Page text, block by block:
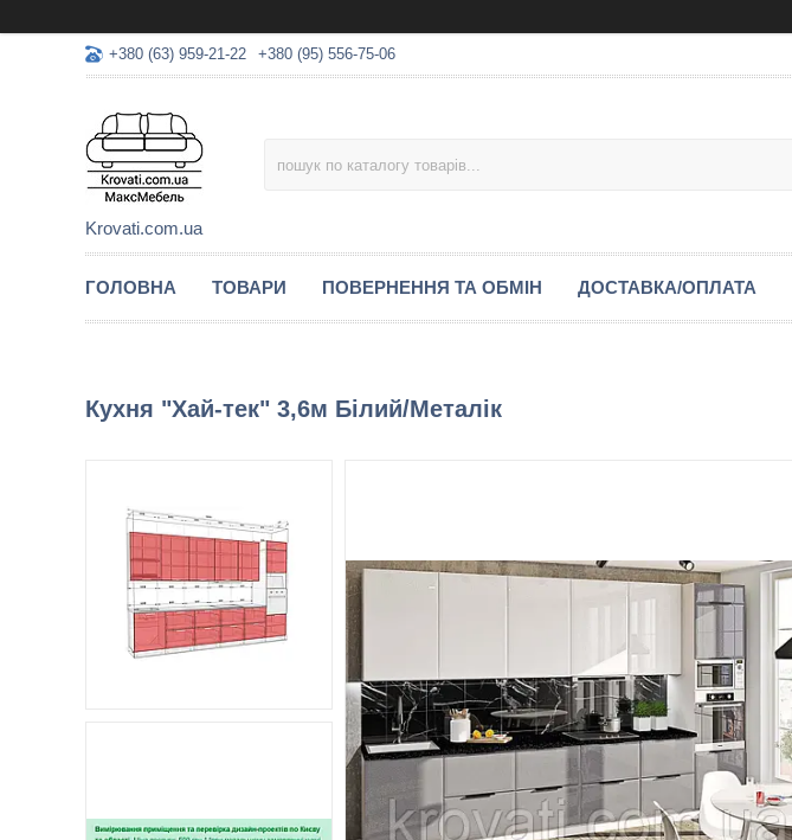
+380 (63) 959-21-22 +380 (95) 556-75-06
Krovati.com.ua
ГОЛОВНА ТОВАРИ ПОВЕРНЕННЯ ТА ОБМІН ДОСТАВКА/ОПЛАТА
Кухня "Хай-тек" 3,6м Білий/Металік